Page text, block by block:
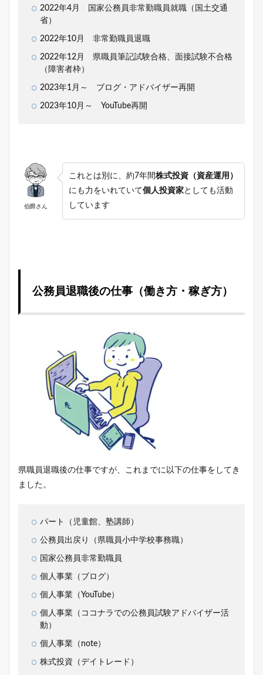
2022年4月 国家公務員非常勤職員就職（国土交通
省）
2022年10月 非常勤職員退職
2022年12月 県職員筆記試験合格、面接試験不合格
（障害者枠）
2023年1月～ ブログ・アドバイザー再開
2023年10月～ YouTube再開
伯爵さん
これとは別に、約7年間株式投資（資産運用）
にも力をいれていて個人投資家としても活動
しています
公務員退職後の仕事（働き方・稼ぎ方）
県職員退職後の仕事ですが、これまでに以下の仕事をしてき
ました。
パート（児童館、塾講師）
公務員出戻り（県職員小中学校事務職）
国家公務員非常勤職員
個人事業（ブログ）
個人事業（YouTube）
個人事業（ココナラでの公務員試験アドバイザー活
動）
個人事業（note）
株式投資（デイトレード）